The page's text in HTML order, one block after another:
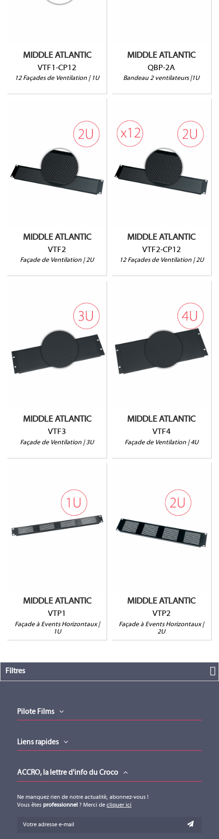
MIDDLE ATLANTIC
VTF1-CP12
12 Façades de Ventilation | 1U
Lot de 12 unités
MIDDLE ATLANTIC
QBP-2A
Bandeau 2 ventilateurs |1U
MIDDLE ATLANTIC
VTF2
Façade de Ventilation | 2U
VTF2
Ouverture à 25%
MIDDLE ATLANTIC
VTF2-CP12
12 Façades de Ventilation | 2U
VTF2-CP12
Lot de 12 unités
MIDDLE ATLANTIC
VTF3
Façade de Ventilation | 3U
VTF3
Ouverture à 25%
MIDDLE ATLANTIC
VTF4
Façade de Ventilation | 4U
VTF4
Ouverture à 25%
MIDDLE ATLANTIC
VTP1
Façade à Events Horizontaux |
1U
VTP1
MIDDLE ATLANTIC
VTP2
Façade à Events Horizontaux |
2U
VTP2
Filtres
Pilote Films
Liens rapides
ACCRO, la lettre d'info du Croco
Ne manquez rien de notre actualité, abonnez-vous !
Vous êtes professionnel ? Merci de cliquer ici